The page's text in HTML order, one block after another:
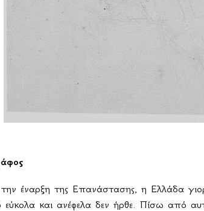
έναρξη της Επανάστασης, η Ελλάδα
και ανέφελα δεν ήρθε. Πίσω από